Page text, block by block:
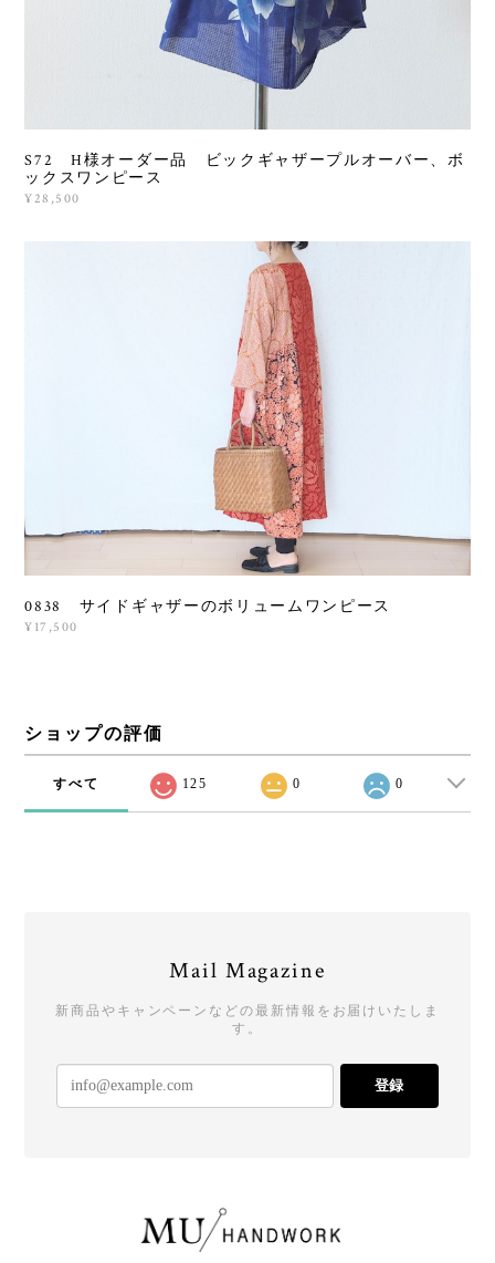
S72 H様オーダー品 ビックギャザープルオーバー、ボ
ックスワンピース
¥28,500
0838 サイドギャザーのボリュームワンピース
¥17,500
ショップの評価
すべて 125 0 0
Mail Magazine
新商品やキャンペーンなどの最新情報をお届けいたしま
す。
登録